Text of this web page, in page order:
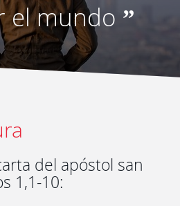
el mundo ”
del apóstol san
1,1-10: